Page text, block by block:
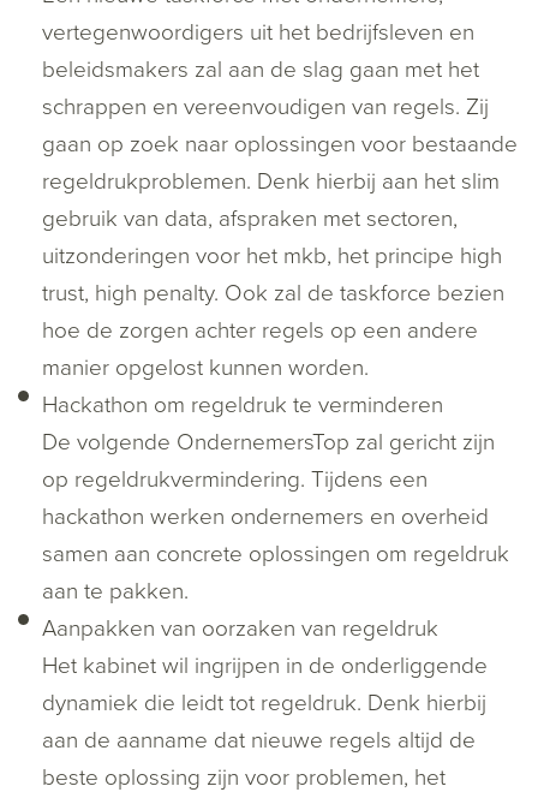
vertegenwoordigers uit het bedrijfsleven en
beleidsmakers zal aan de slag gaan met het
schrappen en vereenvoudigen van regels. Zij
gaan op zoek naar oplossingen voor bestaande
regeldrukproblemen. Denk hierbij aan het slim
gebruik van data, afspraken met sectoren,
uitzonderingen voor het mkb, het principe high
trust, high penalty. Ook zal de taskforce bezien
hoe de zorgen achter regels op een andere
manier opgelost kunnen worden.
Hackathon om regeldruk te verminderen
De volgende OndernemersTop zal gericht zijn
op regeldrukvermindering. Tijdens een
hackathon werken ondernemers en overheid
samen aan concrete oplossingen om regeldruk
aan te pakken.
Aanpakken van oorzaken van regeldruk
Het kabinet wil ingrijpen in de onderliggende
dynamiek die leidt tot regeldruk. Denk hierbij
aan de aanname dat nieuwe regels altijd de
beste oplossing zijn voor problemen, het